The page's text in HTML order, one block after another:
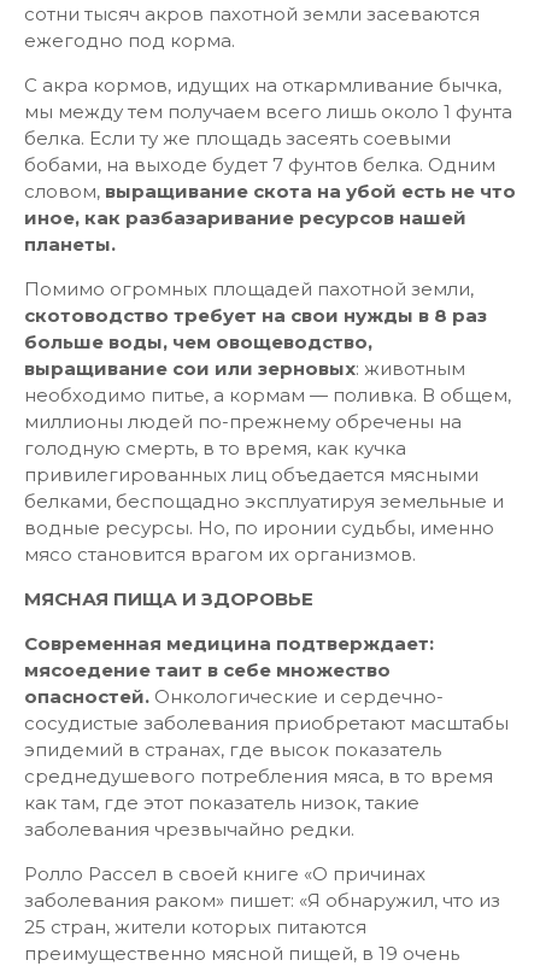
сотни тысяч акров пахотной земли засеваются
ежегодно под корма.
С акра кормов, идущих на откармливание бычка,
мы между тем получаем всего лишь около 1 фунта
белка. Если ту же площадь засеять соевыми
бобами, на выходе будет 7 фунтов белка. Одним
словом, выращивание скота на убой есть не что
иное, как разбазаривание ресурсов нашей
планеты.
Помимо огромных площадей пахотной земли,
скотоводство требует на свои нужды в 8 раз
больше воды, чем овощеводство,
выращивание сои или зерновых: животным
необходимо питье, а кормам — поливка. В общем,
миллионы людей по-прежнему обречены на
голодную смерть, в то время, как кучка
привилегированных лиц объедается мясными
белками, беспощадно эксплуатируя земельные и
водные ресурсы. Но, по иронии судьбы, именно
мясо становится врагом их организмов.
МЯСНАЯ ПИЩА И ЗДОРОВЬЕ
Современная медицина подтверждает:
мясоедение таит в себе множество
опасностей. Онкологические и сердечно-
сосудистые заболевания приобретают масштабы
эпидемий в странах, где высок показатель
среднедушевого потребления мяса, в то время
как там, где этот показатель низок, такие
заболевания чрезвычайно редки.
Ролло Рассел в своей книге «О причинах
заболевания раком» пишет: «Я обнаружил, что из
25 стран, жители которых питаются
преимущественно мясной пищей, в 19 очень